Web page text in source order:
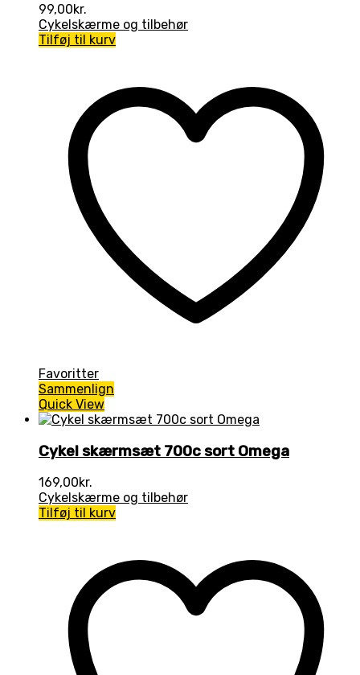
99,00kr.
Cykelskærme og tilbehør
Tilføj til kurv
Favoritter
Sammenlign
Quick View
Cykel skærmsæt 700c sort Omega
169,00kr.
Cykelskærme og tilbehør
Tilføj til kurv